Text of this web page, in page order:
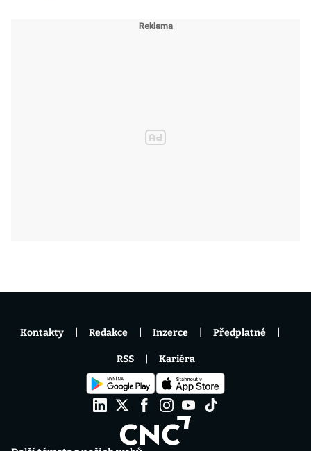
Kontakty Redakce Inzerce Předplatné
RSS Kariéra